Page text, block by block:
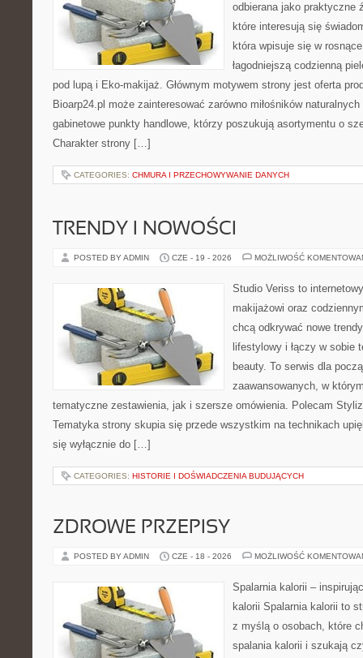
odbierana jako praktyczne
które interesują się
która wpisuje się w
łagodniejszą codzienną
pod lupą i Eko-makijaż. Głównym motywem strony jest oferta
Bioarp24.pl może zainteresować zarówno miłośników
gabinetowe punkty handlowe, którzy poszukują asortymentu o
Charakter strony […]
CATEGORIES: CHMURA I PRZECHOWYWANIE DANYCH
TRENDY I NOWOŚCI
POSTED BY ADMIN CZE - 19 - 2026 MOŻLIWOŚĆ
Studio Veriss to
makijażowi oraz
chcą odkrywać nowe
lifestylowy i łączy w sobie
beauty. To serwis dla
zaawansowanych, w
tematyczne zestawienia, jak i szersze omówienia. Polecam
Tematyka strony skupia się przede wszystkim na technikach
się wyłącznie do […]
CATEGORIES: HISTORIE I DOŚWIADCZENIA BUDUJĄCYCH
ZDROWE PRZEPISY
POSTED BY ADMIN CZE - 18 - 2026 MOŻLIWOŚĆ
Spalarnia kalorii –
kalorii Spalarnia kalorii to
z myślą o osobach, które
spalania kalorii i szukają